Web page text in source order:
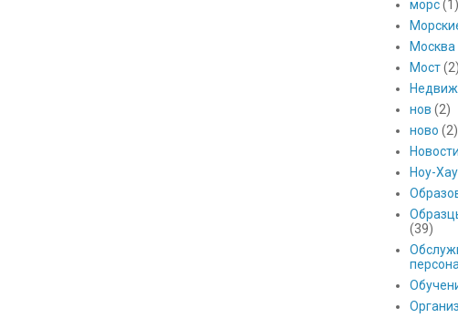
морс (1)
Москва
Мост
нов (2)
ново (2)
Ноу-Хау
(39)